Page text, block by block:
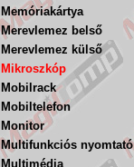
Memóriakártya
Merevlemez belső
Merevlemez külső
Mikroszkóp
Mobilrack
Mobiltelefon
Monitor
Multifunkciós nyomtató
Multimédia